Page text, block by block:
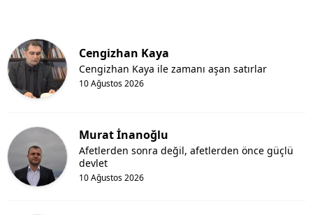
Cengizhan Kaya
10 Ağustos 2026
Cengizhan Kaya ile zamanı aşan satırlar
Murat İnanoğlu
10 Ağustos 2026
Afetlerden sonra değil, afetlerden önce güçlü
devlet